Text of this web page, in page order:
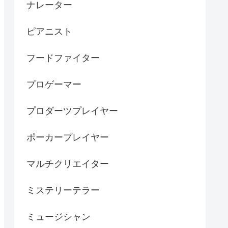
ナレーター
ピアニスト
フードファイター
プロゲーマー
プロダーツプレイヤー
ポーカープレイヤー
マルチクリエイター
ミステリーテラー
ミュージシャン